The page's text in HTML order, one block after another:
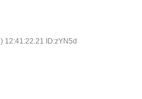
12:41:22.21 ID:zYN5d